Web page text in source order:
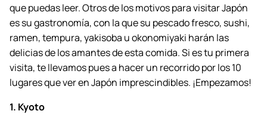
que puedas leer. Otros de los motivos para visitar Japón
es su gastronomía, con la que su pescado fresco, sushi,
ramen, tempura, yakisoba u okonomiyaki harán las
delicias de los amantes de esta comida. Si es tu primera
visita, te llevamos pues a hacer un recorrido por los 10
lugares que ver en Japón imprescindibles. ¡Empezamos!
1. Kyoto